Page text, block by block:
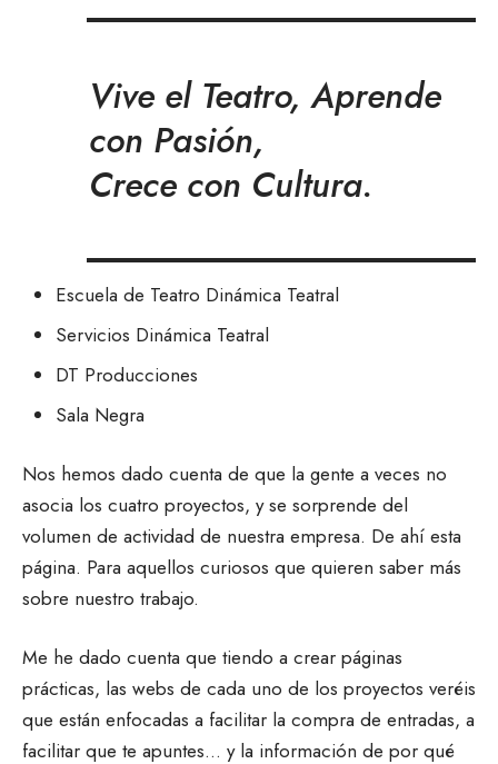
Vive el Teatro, Aprende
con Pasión,
Crece con Cultura.
Escuela de Teatro Dinámica Teatral
Servicios Dinámica Teatral
DT Producciones
Sala Negra
Nos hemos dado cuenta de que la gente a veces no
asocia los cuatro proyectos, y se sorprende del
volumen de actividad de nuestra empresa. De ahí esta
página. Para aquellos curiosos que quieren saber más
sobre nuestro trabajo.
Me he dado cuenta que tiendo a crear páginas
prácticas, las webs de cada uno de los proyectos veréis
que están enfocadas a facilitar la compra de entradas, a
facilitar que te apuntes… y la información de por qué